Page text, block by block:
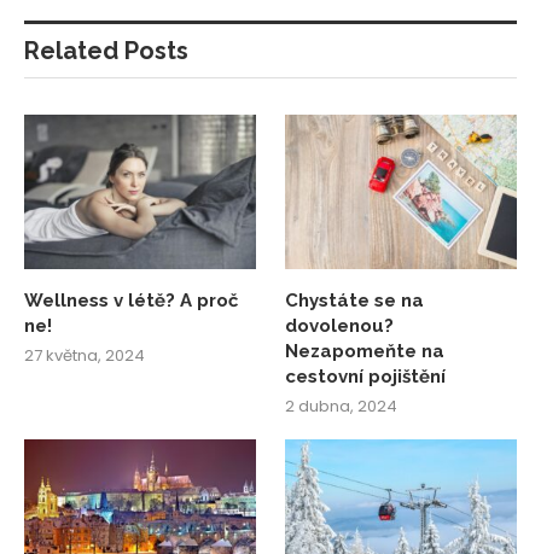
Related Posts
Wellness v létě? A proč
ne!
27 května, 2024
Chystáte se na
dovolenou?
Nezapomeňte na
cestovní pojištění
2 dubna, 2024